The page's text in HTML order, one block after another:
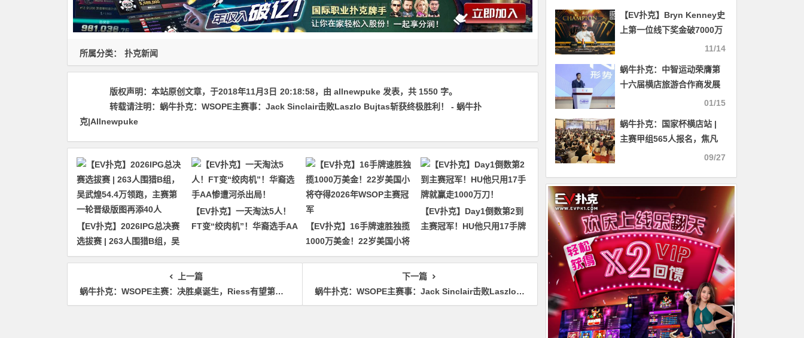
所属分类： 扑克新闻
版权声明： 本站原创文章，于2018年11月3日 20:18:58，由 allnewpuke 发表，共 1550 字。
转载请注明： 蜗牛扑克：WSOPE主赛事：Jack Sinclair击败Laszlo Bujtas斩获终极胜利！ - 蜗牛扑
克|Allnewpuke
【EV扑克】2026IPG总决赛
选拔赛 | 263人围猎B组，吴
武煌54.4万领跑，主赛第一
【EV扑克】一天淘汰5人！
FT变“绞肉机”！华裔选手AA
【EV扑克】16手牌速胜独揽
1000万美金！22岁美国小将
夺得2026年WSOP主赛冠军
【EV扑克】Day1倒数第2到
主赛冠军！HU他只用17手牌
上一篇
蜗牛扑克：WSOPE主赛：决胜桌诞生，Riess有望第二次斩获主赛冠军头衔！
下一篇
蜗牛扑克：WSOPE主赛事：Jack Sinclair击败Laszlo Bujtas斩获终极胜利！
手晋级
【EV扑克】Bryn Kenney史
上第一位线下奖金破7000万
美元，勇夺传奇扑克主赛冠
11/14
蜗牛扑克：中智运动荣膺第
十六届横店旅游合作商发展
01/15
蜗牛扑克：国家杯横店站 |
主赛甲组565人报名，焦凡
路以42.65W记分牌成为09/27